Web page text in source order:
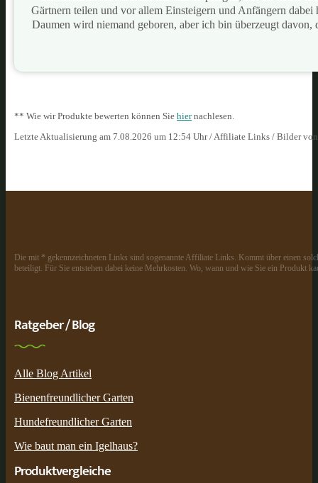
Gärtnern teilen und vor allem Einsteigern und Anfängern
Daumen wird niemand geboren, aber ich bin überzeugt
** Wie wir Produkte bewerten können Sie hiernachlesen.
Letzte Aktualisierung am 7.08.2026 um 12:54 Uhr / Affiliate Links / Bilder
Die mit * gekennzeichneten Links sind sogenannte Affiliate Links. Kommt über einen
beteiligt. Für Sie entstehen dabei keine Mehrkosten. Wo, wann und wie Sie ein Produkt
Ratgeber / Blog
Alle Blog Artikel
Bienenfreundlicher Garten
Hundefreundlicher Garten
Wie baut man ein Igelhaus?
Produktvergleiche